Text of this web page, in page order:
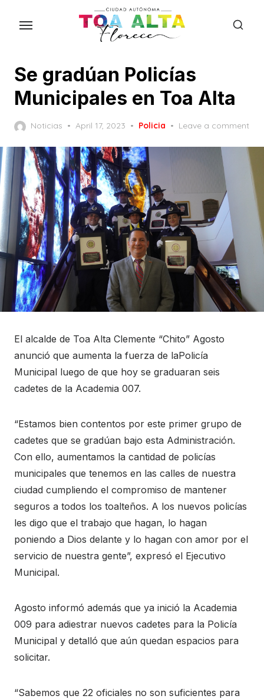
Se gradúan Policías
Municipales en Toa Alta
Noticias
Posted
April 17, 2023 Policia Leave a comment
El alcalde de Toa Alta Clemente “Chito” Agosto
anunció que aumenta la fuerza de laPolicía
Municipal luego de que hoy se graduaran seis
cadetes de la Academia 007.
“Estamos bien contentos por este primer grupo de
cadetes que se gradúan bajo esta Administración.
Con ello, aumentamos la cantidad de policías
municipales que tenemos en las calles de nuestra
ciudad cumpliendo el compromiso de mantener
seguros a todos los toalteños. A los nuevos policías
les digo que el trabajo que hagan, lo hagan
poniendo a Dios delante y lo hagan con amor por el
servicio de nuestra gente”, expresó el Ejecutivo
Municipal.
Agosto informó además que ya inició la Academia
009 para adiestrar nuevos cadetes para la Policía
Municipal y detalló que aún quedan espacios para
solicitar.
“Sabemos que 22 oficiales no son suficientes para